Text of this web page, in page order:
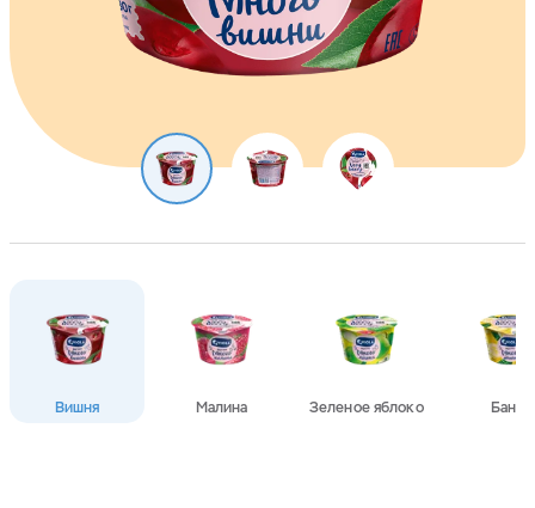
Вишня Малина Зеленое яблоко Банан